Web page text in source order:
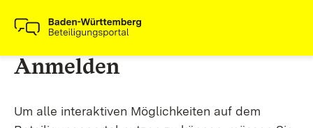
Anmelden
Um alle interaktiven Möglichkeiten auf dem